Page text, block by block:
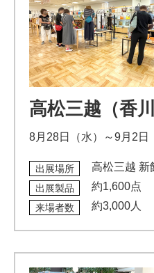
高松三越（香川
8月28日（水）～9月2日
出展場所 高松三越 新
出展製品 約1,600点
来場者数 約3,000人